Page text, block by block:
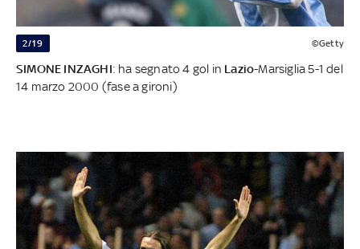
2/19 ©Getty
SIMONE INZAGHI: ha segnato 4 gol in Lazio-Marsiglia 5-1 del
14 marzo 2000 (fase a gironi)